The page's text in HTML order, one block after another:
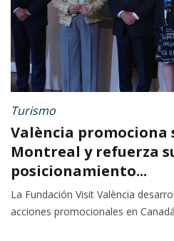
Turismo
València promociona
Montreal y refuerza
posicionamiento...
La Fundación Visit València
acciones promocionales en